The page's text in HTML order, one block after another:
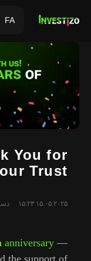
FA
You for
Trust
۱۵.۰۵.۲۰۲۵ ۱۵:۲۳
anniversary —
the support of